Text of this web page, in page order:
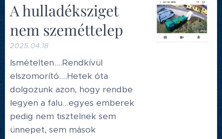
A hulladéksziget
nem szeméttelep
2025.04.18
Ismételten....Rendkívül
elszomorító....Hetek óta
dolgozunk azon, hogy rendbe
legyen a falu...egyes emberek
pedig nem tisztelnek sem
ünnepet, sem mások